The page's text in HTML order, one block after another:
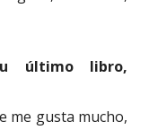
último libro,
me gusta mucho,